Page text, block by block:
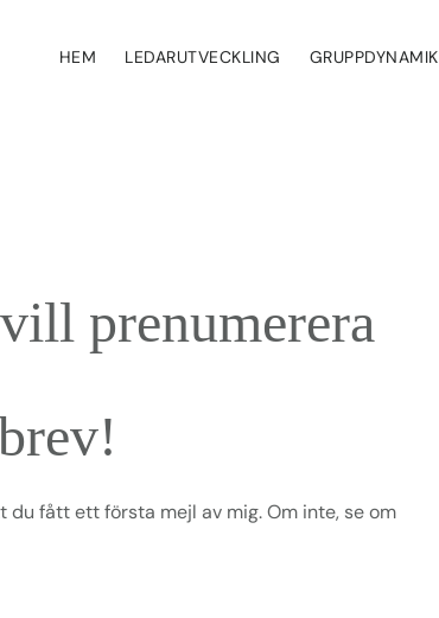
HEM LEDARUTVECKLING GRUPPDYNAMIK
prenumerera
fått ett första mejl av mig. Om inte, se om